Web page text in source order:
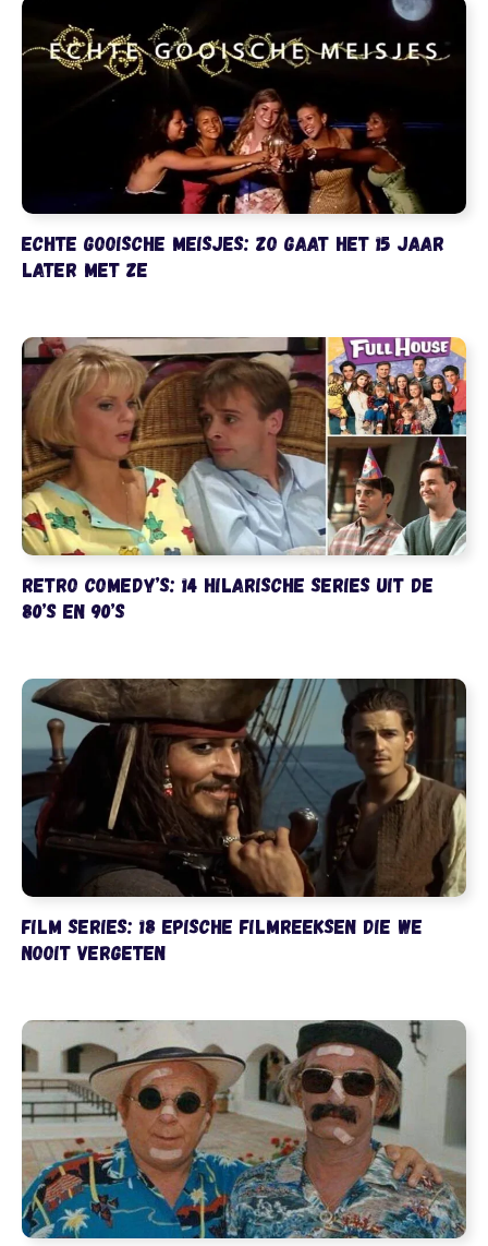
Echte Gooische Meisjes: zo gaat het 15 jaar
later met ze
Retro comedy’s: 14 hilarische series uit de
80’s en 90’s
Film series: 18 epische filmreeksen die we
nooit vergeten